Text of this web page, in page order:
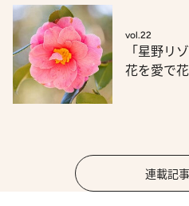
vol.22
「星野リ
花を愛で
連載記